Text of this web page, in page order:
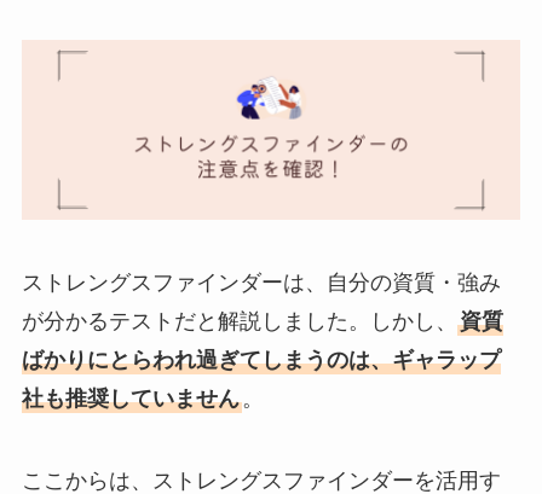
ストレングスファインダーは、自分の資質・強み
が分かるテストだと解説しました。しかし、 資質
ばかりにとらわれ過ぎてしまうのは、ギャラップ
社も推奨していません。
ここからは、ストレングスファインダーを活用す